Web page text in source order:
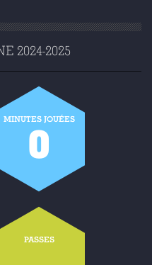
2024-2025
MINUTES JOUÉES
0
PASSES